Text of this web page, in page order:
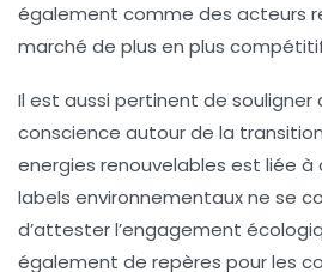
également comme des acteurs
marché de plus en plus
Il est aussi pertinent de souligner
conscience autour de la
energies renouvelables est liée à
labels environnementaux ne se
d’attester l’engagement
également de repères pour les